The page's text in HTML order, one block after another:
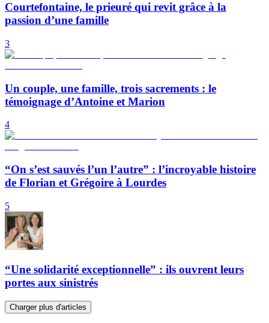
Courtefontaine, le prieuré qui revit grâce à la
passion d’une famille
3
Un couple, une famille, trois sacrements : le
témoignage d’Antoine et Marion
4
“On s’est sauvés l’un l’autre” : l’incroyable histoire
de Florian et Grégoire à Lourdes
5
“Une solidarité exceptionnelle” : ils ouvrent leurs
portes aux sinistrés
Charger plus d'articles